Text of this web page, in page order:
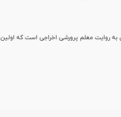
روایت معلم پرورشی اخراجی است که اولین